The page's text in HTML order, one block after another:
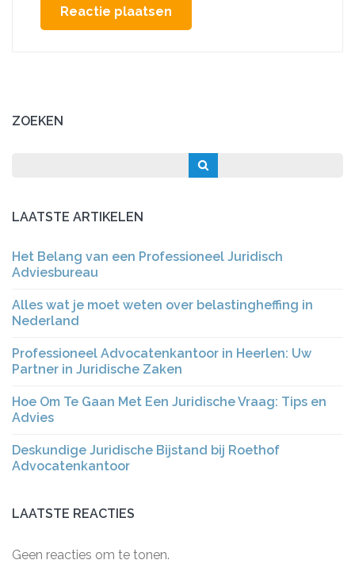
ZOEKEN
LAATSTE ARTIKELEN
Het Belang van een Professioneel Juridisch
Adviesbureau
Alles wat je moet weten over belastingheffing in
Nederland
Professioneel Advocatenkantoor in Heerlen: Uw
Partner in Juridische Zaken
Hoe Om Te Gaan Met Een Juridische Vraag: Tips en
Advies
Deskundige Juridische Bijstand bij Roethof
Advocatenkantoor
LAATSTE REACTIES
Geen reacties om te tonen.